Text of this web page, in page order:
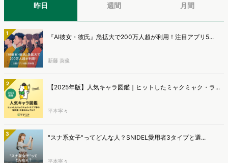
昨日 週間 月間
1 『AI彼女・彼氏』急拡大で200万人超が利用！注目アプリ5...
新藤 英俊
2 【2025年版】人気キャラ図鑑｜ヒットしたミャクミャク・ラ...
平本寧々
3 "スナ系女子"ってどんな人？SNIDEL愛用者3タイプと選...
平本寧々